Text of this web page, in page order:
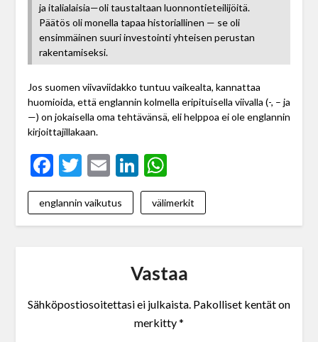
ja italialaisia—oli taustaltaan luonnontieteilijöitä.
Päätös oli monella tapaa historiallinen — se oli
ensimmäinen suuri investointi yhteisen perustan
rakentamiseksi.
Jos suomen viivaviidakko tuntuu vaikealta, kannattaa
huomioida, että englannin kolmella eripituisella viivalla (-, – ja
—) on jokaisella oma tehtävänsä, eli helppoa ei ole englannin
kirjoittajillakaan.
Facebook
Twitter
EmailLinkedIn
WhatsApp
englannin vaikutus välimerkit
Vastaa
Sähköpostiosoitettasi ei julkaista. Pakolliset kentät on
merkitty*